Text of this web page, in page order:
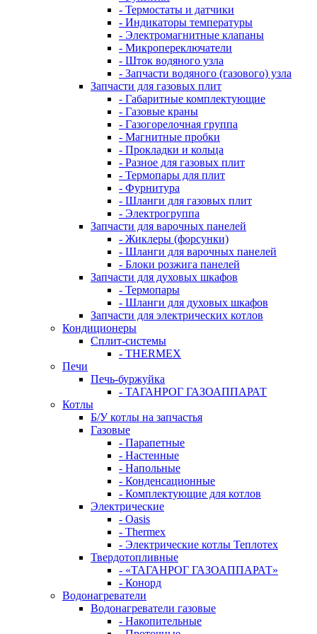
- Термостаты и датчики
- Индикаторы температуры
- Электромагнитные клапаны
- Микропереключатели
- Шток водяного узла
- Запчасти водяного (газового) узла
Запчасти для газовых плит
- Габаритные комплектующие
- Газовые краны
- Газогорелочная группа
- Магнитные пробки
- Прокладки и кольца
- Разное для газовых плит
- Термопары для плит
- Фурнитура
- Шланги для газовых плит
- Электрогруппа
Запчасти для варочных панелей
- Жиклеры (форсунки)
- Шланги для варочных панелей
- Блоки розжига панелей
Запчасти для духовых шкафов
- Термопары
- Шланги для духовых шкафов
Запчасти для электрических котлов
Кондиционеры
Сплит-системы
- THERMEX
Печи
Печь-буржуйка
- ТАГАНРОГ ГАЗОАППАРАТ
Котлы
Б/У котлы на запчастья
Газовые
- Парапетные
- Настенные
- Напольные
- Конденсационные
- Комплектующие для котлов
Электрические
- Oasis
- Thermex
- Электрические котлы Теплотех
Твердотопливные
- «ТАГАНРОГ ГАЗОАППАРАТ»
- Конорд
Водонагреватели
Водонагреватели газовые
- Накопительные